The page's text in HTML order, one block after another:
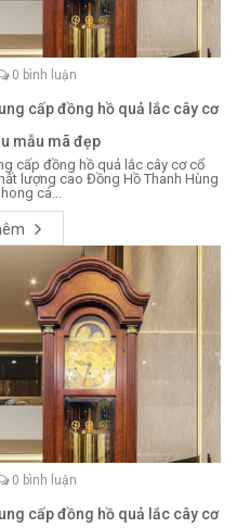
0 bình luận
cấp đồng hồ quả lắc cây cơ
mẫu mã đẹp
cấp đồng hồ quả lắc cây cơ cổ
lượng cao Đồng Hồ Thanh Hùng
cá...
0 bình luận
cấp đồng hồ quả lắc cây cơ